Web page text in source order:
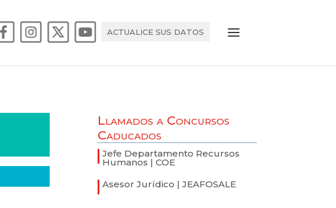
ACTUALICE SUS DATOS
Llamados a Concursos
Caducados
Jefe Departamento Recursos
Humanos | COE
Asesor Jurídico | JEAFOSALE